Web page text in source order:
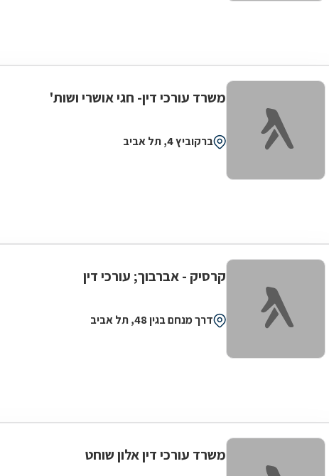
משרד עורכי דין- חגי אושרי ושות'
ברקוביץ 4, תל אביב
קרסיק - אברבוך; עורכי דין
דרך מנחם בגין 48, תל אביב
משרד עורכי דין אלון שוחט